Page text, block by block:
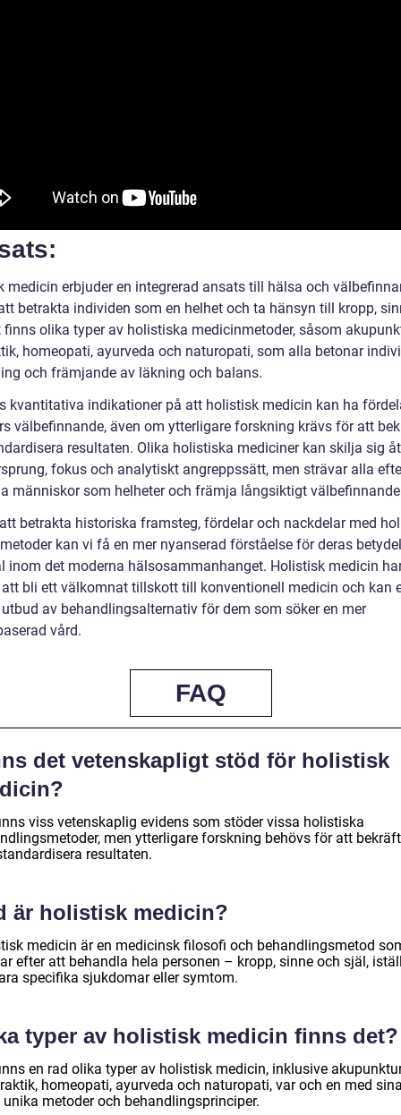
medicin erbjuder en integrerad ansats till hälsa och
betrakta individen som en helhet och ta hänsyn till kropp,
finns olika typer av holistiska medicinmetoder, såsom
homeopati, ayurveda och naturopati, som alla betonar
och främjande av läkning och balans.
kvantitativa indikationer på att holistisk medicin kan ha
välbefinnande, även om ytterligare forskning krävs för att
resultaten. Olika holistiska mediciner kan skilja sig
fokus och analytiskt angreppssätt, men strävar alla
människor som helheter och främja långsiktigt
betrakta historiska framsteg, fördelar och nackdelar med
kan vi få en mer nyanserad förståelse för deras
inom det moderna hälsosammanhanget. Holistisk medicin
bli ett välkomnat tillskott till konventionell medicin och kan
av behandlingsalternativ för dem som söker en mer
vård.
FAQ
det vetenskapligt stöd för holistisk
viss vetenskaplig evidens som stöder vissa holistiska
men ytterligare forskning behövs för att
resultaten.
är holistisk medicin?
medicin är en medicinsk filosofi och behandlingsmetod
efter att behandla hela personen – kropp, sinne och själ,
specifika sjukdomar eller symtom.
typer av holistisk medicin finns det?
en rad olika typer av holistisk medicin, inklusive
homeopati, ayurveda och naturopati, var och en med
unika metoder och behandlingsprinciper.